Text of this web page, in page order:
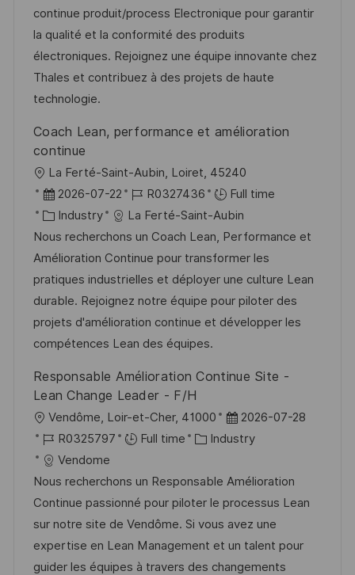
a
t
i
o
n
t
e
d
D
e
b
d
t
e
g
o
continue produit/process Electronique pour garantir
la qualité et la conformité des produits
électroniques. Rejoignez une équipe innovante chez
Thales et contribuez à des projets de haute
technologie.
Coach Lean, performance et amélioration
continue
L
o
c
a
t
i
o
n
La Ferté-Saint-Aubin, Loiret, 45240
P
o
s
t
e
d
D
a
e
2026-07-22
J
o
b
I
d
R0327436
Full time
C
a
t
e
g
o
r
Industry
La Ferté-Saint-Aubin
Nous recherchons un Coach Lean, Performance et
Amélioration Continue pour transformer les
pratiques industrielles et déployer une culture Lean
durable. Rejoignez notre équipe pour piloter des
projets d'amélioration continue et développer les
compétences Lean des équipes.
Responsable Amélioration Continue Site -
Lean Change Leader - F/H
L
o
c
a
t
i
o
n
Vendôme, Loir-et-Cher, 41000
P
o
t
e
d
D
a
2026-07-28
J
o
b
I
d
R0325797 Full time
C
t
e
g
o
r
Industry
Vendome
Nous recherchons un Responsable Amélioration
Continue passionné pour piloter le processus Lean
sur notre site de Vendôme. Si vous avez une
expertise en Lean Management et un talent pour
guider les équipes à travers des changements